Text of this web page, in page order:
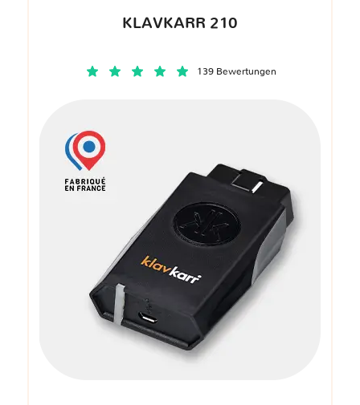
KLAVKARR 210
139 Bewertungen